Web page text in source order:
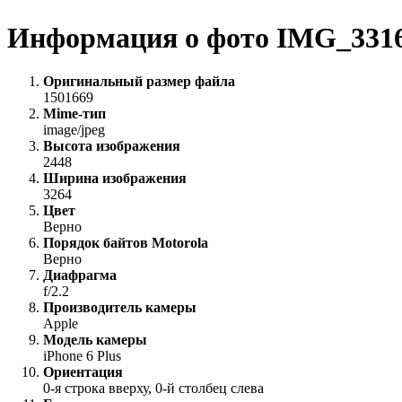
Информация о фото
Оригинальный размер файла
1501669
Mime-тип
image/jpeg
Высота изображения
2448
Ширина изображения
3264
Цвет
Верно
Порядок байтов Motorola
Верно
Диафрагма
f/2.2
Производитель камеры
Apple
Модель камеры
iPhone 6 Plus
Ориентация
0-я строка вверху, 0-й столбец слева